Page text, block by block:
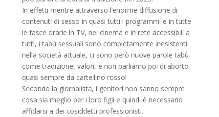
In effetti mentre attraverso l’enorme diffusione di
contenuti di sesso in quasi tutti i programmi e in tutte
le fasce orarie in TV, nei cinema e in rete accessibili a
tutti, i tabù sessuali sono completamente inesistenti
nella società attuale, ci sono però nuove parole tabù
come tradizione, valori, e non parliamo poi di aborto
quasi sempre da cartellino rosso!
Secondo la giornalista, i genitori non sanno sempre
cosa sia meglio per i loro figli e quindi è necessario
affidarsi a dei cosiddetti professionisti.